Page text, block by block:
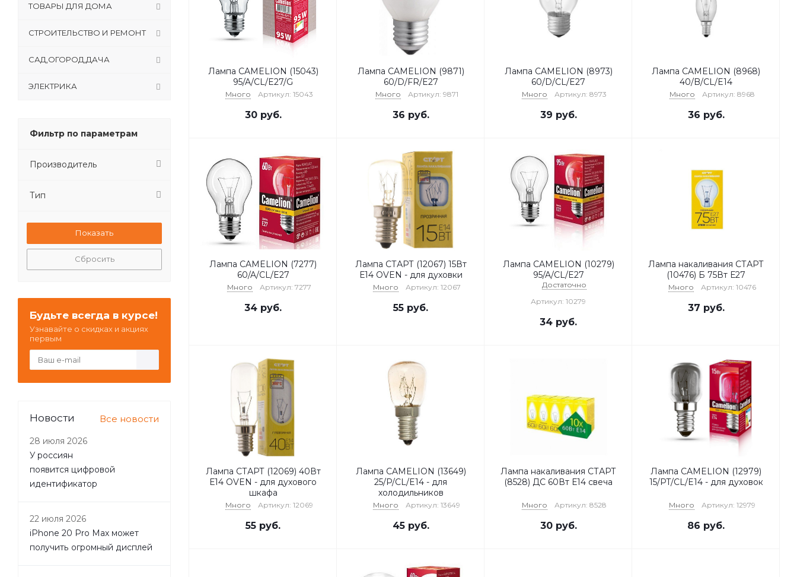
Лампа CAMELION (15043)
95/A/CL/E27/G
Много Артикул: 15043
30руб.
Лампа CAMELION (9871)
60/D/FR/E27
Много Артикул: 9871
36 руб.
Лампа CAMELION (8973)
60/D/CL/E27
Много Артикул: 8973
39 руб.
Лампа CAMELION (8968)
40/B/CL/E14
Много Артикул: 8968
36 руб.
Лампа CAMELION (7277)
60/A/CL/E27
Много Артикул: 7277
34 руб.
Лампа СТАРТ (12067) 15Вт
Е14 OVEN - для духовки
Много Артикул: 12067
55 руб.
Лампа CAMELION (10279)
95/A/CL/E27
Достаточно
Артикул: 10279
34 руб.
Лампа накаливания СТАРТ
(10476) Б 75Вт Е27
Много Артикул: 10476
37 руб.
Лампа СТАРТ (12069) 40Вт
Е14 OVEN - для духового
шкафа
Много Артикул: 12069
55 руб.
Лампа CAMELION (13649)
25/P/CL/E14 - для
холодильников
Много Артикул: 13649
45руб.
Лампа накаливания СТАРТ
(8528) ДС 60Вт Е14 свеча
Много Артикул: 8528
30руб.
Лампа CAMELION (12979)
15/PT/CL/E14 - для духовок
Много Артикул: 12979
86 руб.
ТОВАРЫ ДЛЯ ДОМА
СТРОИТЕЛЬСТВО И РЕМОНТ
САД,ОГОРОД,ДАЧА
ЭЛЕКТРИКА
Фильтр по параметрам
Производитель
Тип
Сбросить
Будьте всегда в курсе!
Узнавайте о скидках и акциях
первым
Новости Все новости
28 июля 2026
У россиян
появится цифровой
идентификатор
22 июля 2026
iPhone 20 Pro Max может
получить огромный дисплей